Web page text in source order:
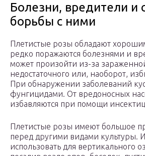
Болезни, вредители и
борьбы с ними
Плетистые розы обладают
редко поражаются болезнями и
может произойти из-за
недостаточного или, наоборот,
При обнаружении заболеваний
фунгицидами. От вредоносных
избавляются при помощи
Плетистые розы имеют большое
перед другими видами культуры.
использовать для вертикального